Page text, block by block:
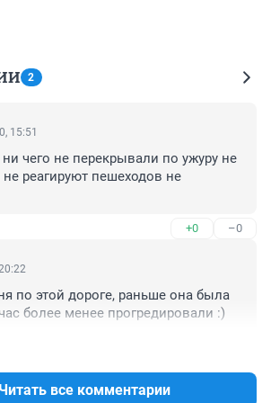
2
15:51
ни чего не перекрывали по ужуру не
реагируют пешеходов не
+0 –0
по этой дороге, раньше она была
более менее прогредировали :)
Читать все комментарии